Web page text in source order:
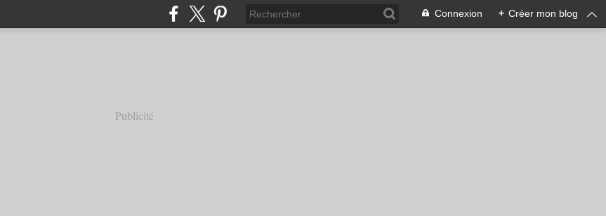
Connexion + Créer mon blog
Publicité